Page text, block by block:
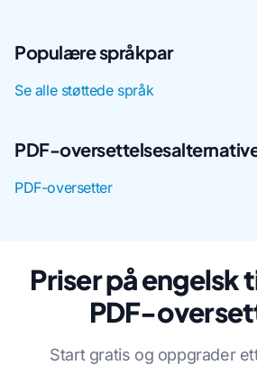
Populære språkpar
Se alle støttede språk
PDF-
PDF-oversetter
Priser på engelsk
PDF-
Start gratis og oppgrader